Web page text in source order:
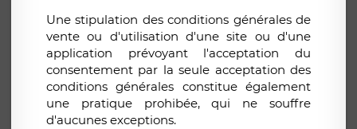
Une stipulation des conditions générales de
vente ou d'utilisation d'une site ou d'une
application prévoyant l'acceptation du
consentement par la seule acceptation des
conditions générales constitue également
une pratique prohibée, qui ne souffre
d'aucunes exceptions.